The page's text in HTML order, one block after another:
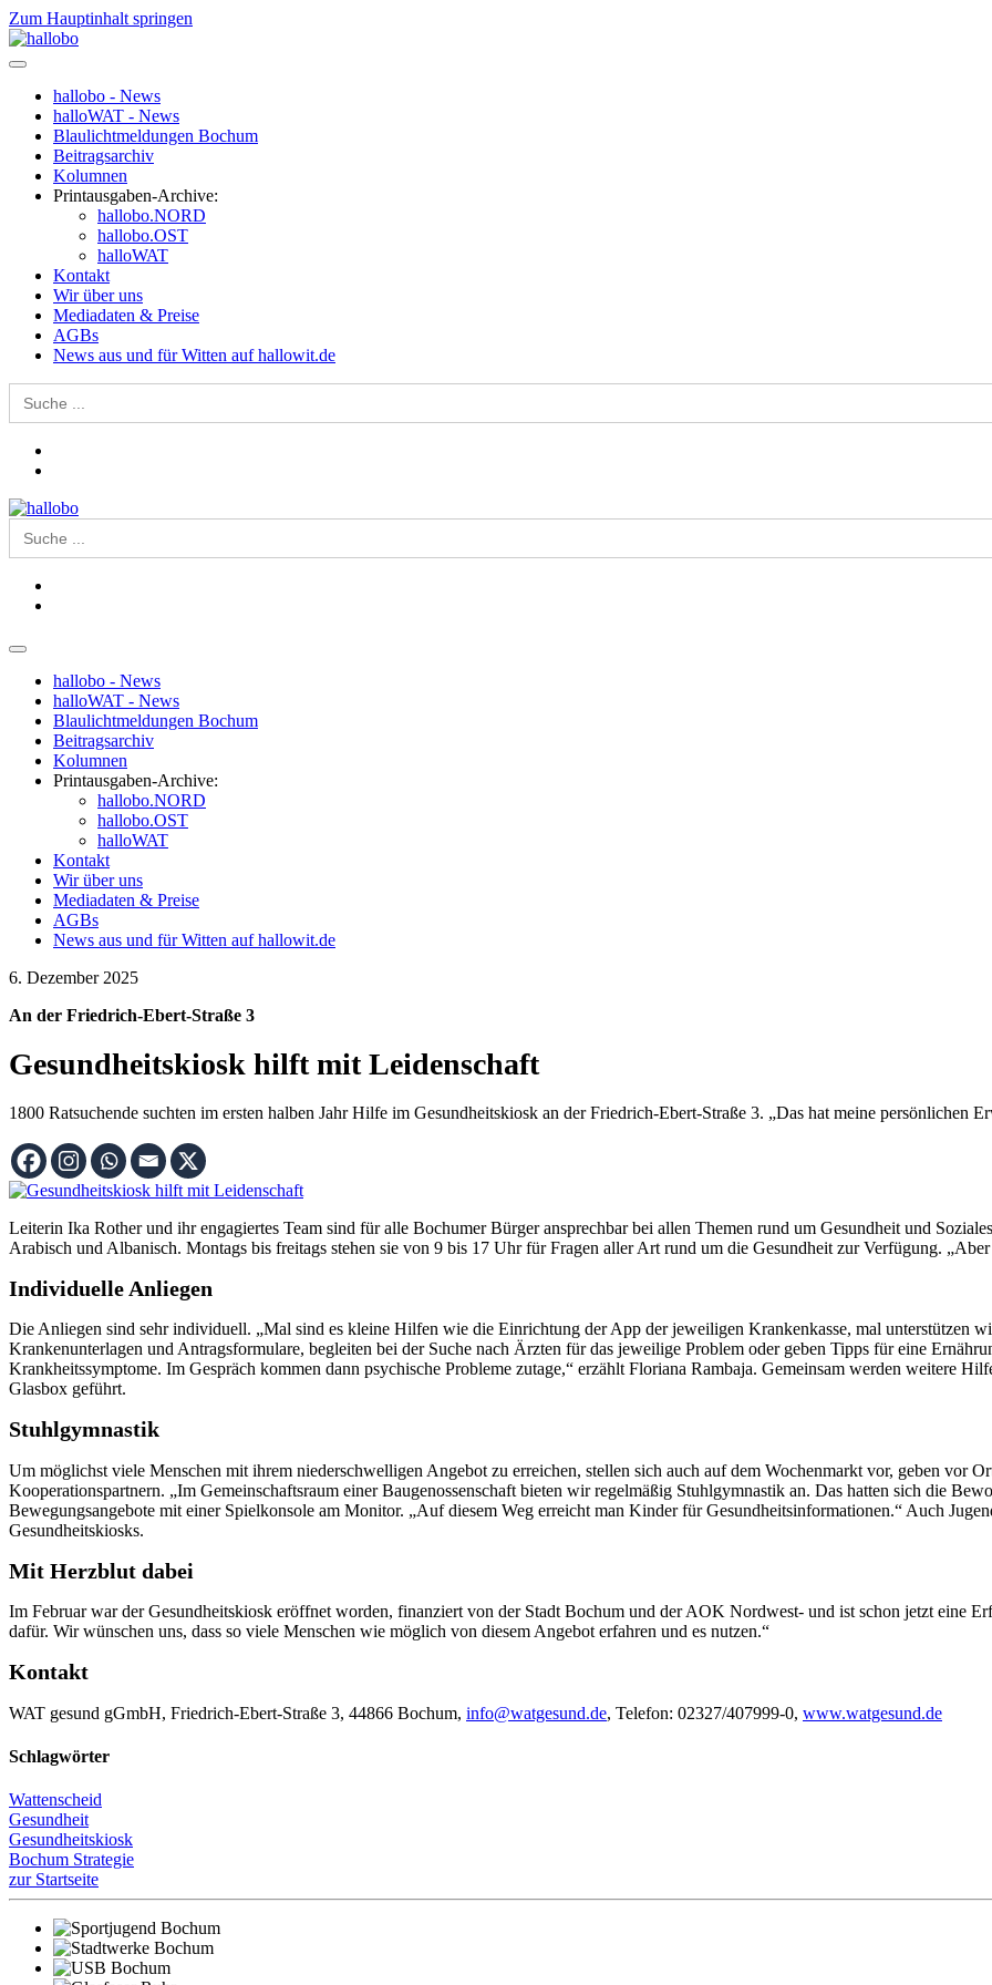
Zum Hauptinhalt springen
hallobo - News
halloWAT - News
Blaulichtmeldungen Bochum
Beitragsarchiv
Kolumnen
Printausgaben-Archive:
hallobo.NORD
hallobo.OST
halloWAT
Kontakt
Wir über uns
Mediadaten & Preise
AGBs
News aus und für Witten auf hallowit.de
Search
for:
Search
for:
hallobo - News
halloWAT - News
Blaulichtmeldungen Bochum
Beitragsarchiv
Kolumnen
Printausgaben-Archive:
hallobo.NORD
hallobo.OST
halloWAT
Kontakt
Wir über uns
Mediadaten & Preise
AGBs
News aus und für Witten auf hallowit.de
6. Dezember 2025
An der Friedrich-Ebert-Straße 3
Gesundheitskiosk hilft mit Leidenschaft
1800 Ratsuchende suchten im ersten halben Jahr Hilfe im Gesundheitskiosk an der Friedrich-Ebert-Straße 3. „Das hat meine persönlichen
Leiterin Ika Rother und ihr engagiertes Team sind für alle Bochumer Bürger ansprechbar bei allen Themen rund um Gesundheit und
Arabisch und Albanisch. Montags bis freitags stehen sie von 9 bis 17 Uhr für Fragen aller Art rund um die Gesundheit zur Verfügung.
Individuelle Anliegen
Die Anliegen sind sehr individuell. „Mal sind es kleine Hilfen wie die Einrichtung der App der jeweiligen Krankenkasse, mal unterstützen
Krankenunterlagen und Antragsformulare, begleiten bei der Suche nach Ärzten für das jeweilige Problem oder geben Tipps für eine
Krankheitssymptome. Im Gespräch kommen dann psychische Probleme zutage,“ erzählt Floriana Rambaja. Gemeinsam werden weitere
Glasbox geführt.
Stuhlgymnastik
Um möglichst viele Menschen mit ihrem niederschwelligen Angebot zu erreichen, stellen sich auch auf dem Wochenmarkt vor, geben vor
Kooperationspartnern. „Im Gemeinschaftsraum einer Baugenossenschaft bieten wir regelmäßig Stuhlgymnastik an. Das hatten sich die
Bewegungsangebote mit einer Spielkonsole am Monitor. „Auf diesem Weg erreicht man Kinder für Gesundheitsinformationen.“ Auch
Gesundheitskiosks.
Mit Herzblut dabei
Im Februar war der Gesundheitskiosk eröffnet worden, finanziert von der Stadt Bochum und der AOK Nordwest- und ist schon jetzt eine
dafür. Wir wünschen uns, dass so viele Menschen wie möglich von diesem Angebot erfahren und es nutzen.“
Kontakt
WAT gesund gGmbH, Friedrich-Ebert-Straße 3, 44866 Bochum, info@watgesund.de, Telefon: 02327/407999-0, www.watgesund.de
Schlagwörter
Wattenscheid
Gesundheit
Gesundheitskiosk
Bochum Strategie
zur Startseite